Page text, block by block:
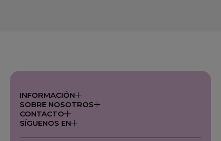
INFORMACIÓN
SOBRE NOSOTROS
CONTACTO
SÍGUENOS EN